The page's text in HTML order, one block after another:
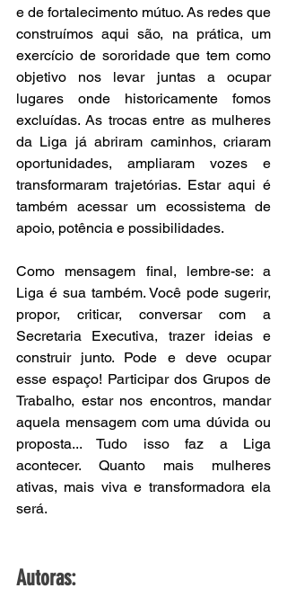
e de fortalecimento mútuo. As redes que
construímos aqui são, na prática, um
exercício de sororidade que tem como
objetivo nos levar juntas a ocupar
lugares onde historicamente fomos
excluídas. As trocas entre as mulheres
da Liga já abriram caminhos, criaram
oportunidades, ampliaram vozes e
transformaram trajetórias. Estar aqui é
também acessar um ecossistema de
apoio, potência e possibilidades.
Como mensagem final, lembre-se: a
Liga é sua também. Você pode sugerir,
propor, criticar, conversar com a
Secretaria Executiva, trazer ideias e
construir junto. Pode e deve ocupar
esse espaço! Participar dos Grupos de
Trabalho, estar nos encontros, mandar
aquela mensagem com uma dúvida ou
proposta... Tudo isso faz a Liga
acontecer. Quanto mais mulheres
ativas, mais viva e transformadora ela
será.
Autoras: